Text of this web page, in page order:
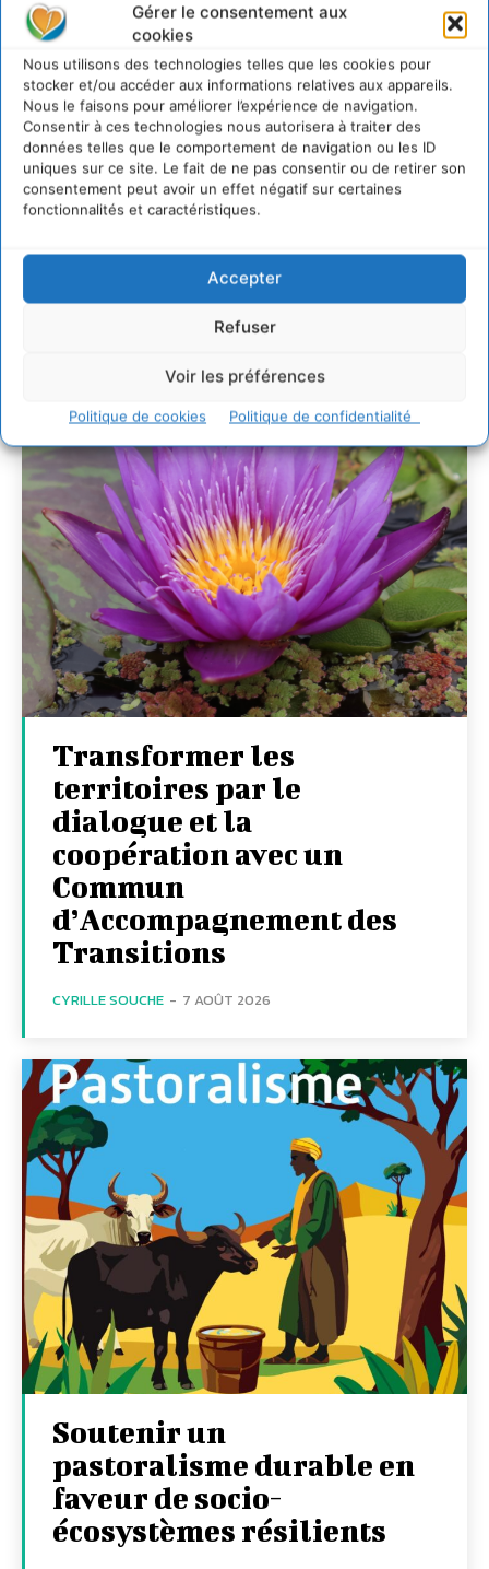
Gérer le consentement aux
cookies
Nous utilisons des technologies telles que les cookies pour
stocker et/ou accéder aux informations relatives aux appareils.
Nous le faisons pour améliorer l’expérience de navigation.
Consentir à ces technologies nous autorisera à traiter des
données telles que le comportement de navigation ou les ID
uniques sur ce site. Le fait de ne pas consentir ou de retirer son
consentement peut avoir un effet négatif sur certaines
fonctionnalités et caractéristiques.
Accepter
Refuser
Voir les préférences
Politique de cookies Politique de confidentialité
2 août 2026
Développer notre attention aux espèces vivantes
non humaines avec les communs de Zoepolis
30 juillet 2026
Un kit citoyen pour lever les freins au
développement des forêts comestibles dans nos
villes
29 juillet 2026
L’éco-anxiété informe et l’éco-lucidité transforme
7 indicateurs pour des villes résilientes et durables,
adaptées au changement climatique
Transformer les
territoires par le
dialogue et la
coopération avec un
Commun
d’Accompagnement des
Transitions
CYRILLE SOUCHE - 7 AOÛT 2026
Soutenir un
pastoralisme durable en
faveur de socio-
écosystèmes résilients